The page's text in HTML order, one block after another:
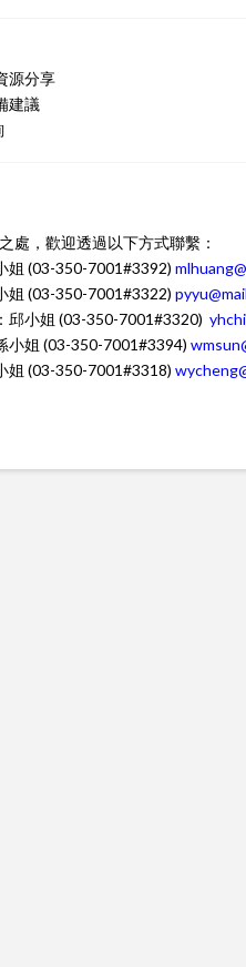
源分享
建議
處，歡迎透過以下方式聯繫：
姐 (03-350-7001#3392)
姐 (03-350-7001#3322)
邱小姐 (03-350-7001#3320)
小姐 (03-350-7001#3394)
姐 (03-350-7001#3318)